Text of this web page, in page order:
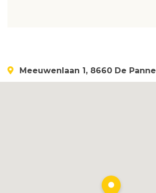
Meeuwenlaan 1, 8660 De Panne